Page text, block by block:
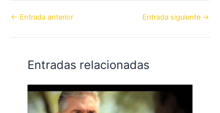
← Entrada anterior Entrada siguiente →
Entradas relacionadas